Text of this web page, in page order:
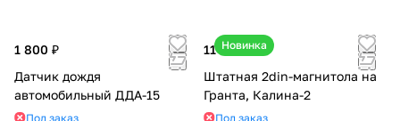
1 800 ₽
Датчик дождя
автомобильный ДДА-15
Под заказ
Новинка
11 800 ₽
Штатная 2din-магнитола на
Гранта, Калина-2
Под заказ